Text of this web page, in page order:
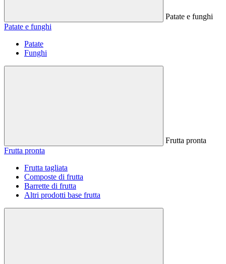
Patate e funghi
Patate e funghi
Patate
Funghi
Frutta pronta
Frutta pronta
Frutta tagliata
Composte di frutta
Barrette di frutta
Altri prodotti base frutta